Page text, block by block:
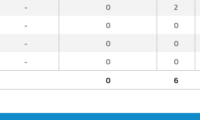
- 0 2
- 0 0
- 0 0
- 0 0
0 6